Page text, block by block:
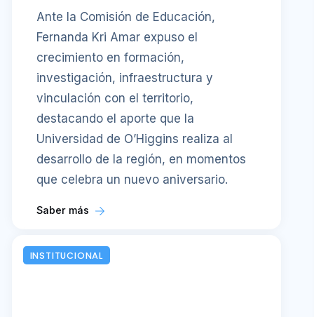
Ante la Comisión de Educación,
Fernanda Kri Amar expuso el
crecimiento en formación,
investigación, infraestructura y
vinculación con el territorio,
destacando el aporte que la
Universidad de O’Higgins realiza al
desarrollo de la región, en momentos
que celebra un nuevo aniversario.
Saber más
INSTITUCIONAL